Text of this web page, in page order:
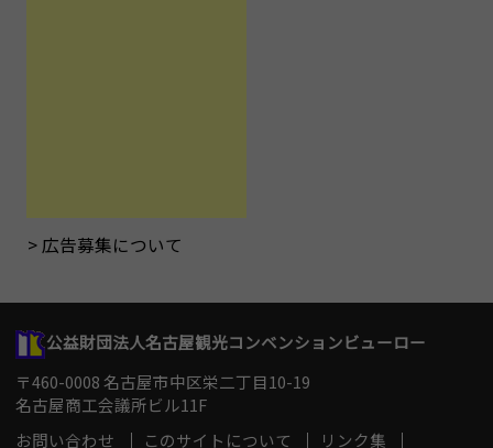
広告募集について
公益財団法人名古屋観光コンベンションビューロー
〒460-0008 名古屋市中区栄二丁目10-19
名古屋商工会議所ビル11F
お問い合わせ
このサイトについて リンク集